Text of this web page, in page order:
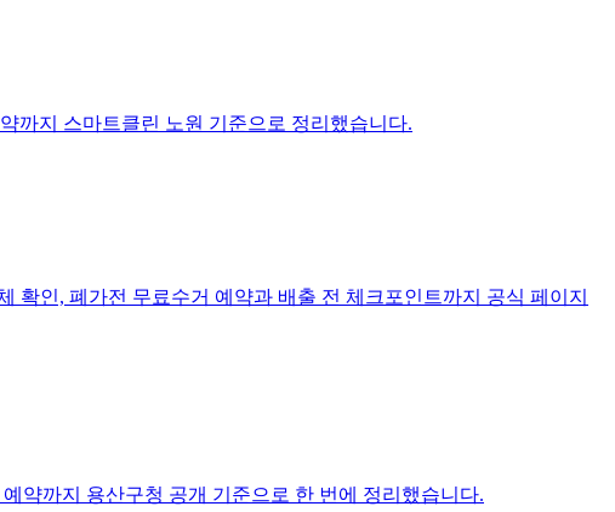
까지 스마트클린 노원 기준으로 정리했습니다.
확인, 폐가전 무료수거 예약과 배출 전 체크포인트까지 공식 페이지
약까지 용산구청 공개 기준으로 한 번에 정리했습니다.